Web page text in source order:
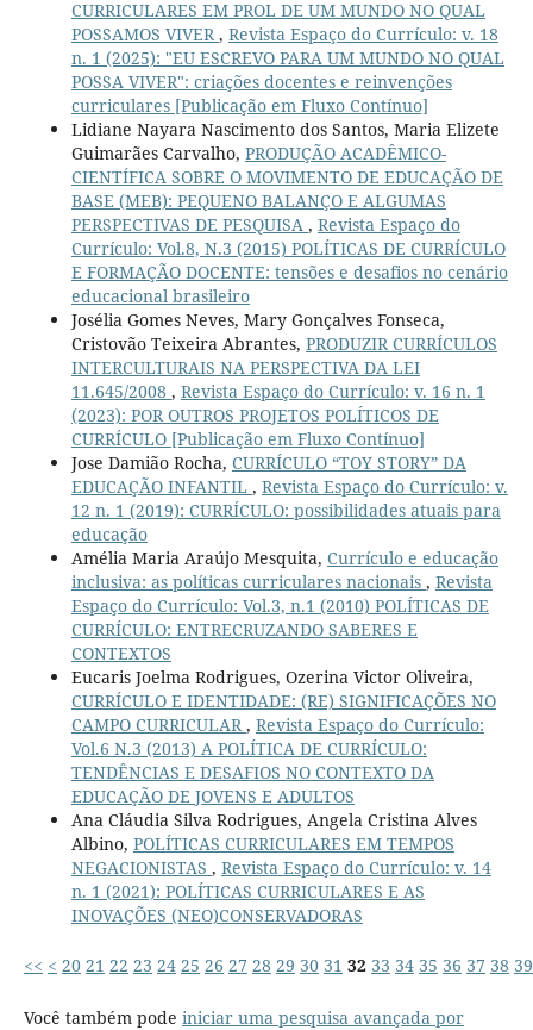
CURRICULARES EM PROL DE UM MUNDO NO QUAL
POSSAMOS VIVER , Revista Espaço do Currículo: v. 18
n. 1 (2025): "EU ESCREVO PARA UM MUNDO NO QUAL
POSSA VIVER": criações docentes e reinvenções
curriculares [Publicação em Fluxo Contínuo]
Lidiane Nayara Nascimento dos Santos, Maria Elizete
Guimarães Carvalho, PRODUÇÃO ACADÊMICO-
CIENTÍFICA SOBRE O MOVIMENTO DE EDUCAÇÃO DE
BASE (MEB): PEQUENO BALANÇO E ALGUMAS
PERSPECTIVAS DE PESQUISA , Revista Espaço do
Currículo: Vol.8, N.3 (2015) POLÍTICAS DE CURRÍCULO
E FORMAÇÃO DOCENTE: tensões e desafios no cenário
educacional brasileiro
Josélia Gomes Neves, Mary Gonçalves Fonseca,
Cristovão Teixeira Abrantes, PRODUZIR CURRÍCULOS
INTERCULTURAIS NA PERSPECTIVA DA LEI
11.645/2008 , Revista Espaço do Currículo: v. 16 n. 1
(2023): POR OUTROS PROJETOS POLÍTICOS DE
CURRÍCULO [Publicação em Fluxo Contínuo]
Jose Damião Rocha, CURRÍCULO “TOY STORY” DA
EDUCAÇÃO INFANTIL , Revista Espaço do Currículo: v.
12 n. 1 (2019): CURRÍCULO: possibilidades atuais para
educação
Amélia Maria Araújo Mesquita, Currículo e educação
inclusiva: as políticas curriculares nacionais , Revista
Espaço do Currículo: Vol.3, n.1 (2010) POLÍTICAS DE
CURRÍCULO: ENTRECRUZANDO SABERES E
CONTEXTOS
Eucaris Joelma Rodrigues, Ozerina Victor Oliveira,
CURRÍCULO E IDENTIDADE: (RE) SIGNIFICAÇÕES NO
CAMPO CURRICULAR , Revista Espaço do Currículo:
Vol.6 N.3 (2013) A POLÍTICA DE CURRÍCULO:
TENDÊNCIAS E DESAFIOS NO CONTEXTO DA
EDUCAÇÃO DE JOVENS E ADULTOS
Ana Cláudia Silva Rodrigues, Angela Cristina Alves
Albino, POLÍTICAS CURRICULARES EM TEMPOS
NEGACIONISTAS , Revista Espaço do Currículo: v. 14
n. 1 (2021): POLÍTICAS CURRICULARES E AS
INOVAÇÕES (NEO)CONSERVADORAS
<< < 20 21 22 23 24 25 26 27 28 29 30 31 32 33 34 35 36 37 38 39
Você também pode iniciar uma pesquisa avançada por